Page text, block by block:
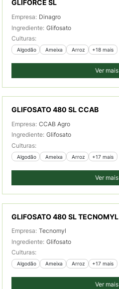
GLIFORCE SL
Empresa: Dinagro
Ingrediente: Glifosato
Culturas:
Algodão Ameixa Arroz +18 mais
Ver mais
GLIFOSATO 480 SL CCAB
Empresa: CCAB Agro
Ingrediente: Glifosato
Culturas:
Algodão Ameixa Arroz +17 mais
Ver mais
GLIFOSATO 480 SL TECNOMYL
Empresa: Tecnomyl
Ingrediente: Glifosato
Culturas:
Algodão Ameixa Arroz +17 mais
Ver mais